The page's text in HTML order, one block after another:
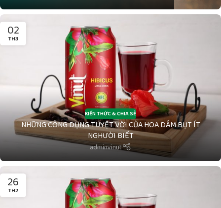
02
TH3
KIẾN THỨC & CHIA SẺ
NHỮNG CÔNG DỤNG TUYỆT VỜI CỦA HOA DÂM BỤT ÍT
NGHƯỜI BIẾT
adminvinut
26
TH2